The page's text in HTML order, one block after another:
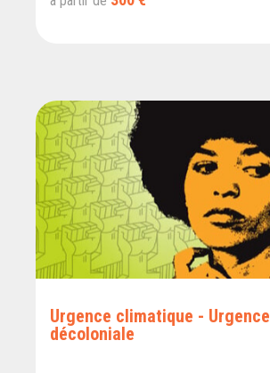
Urgence climatique - Urgence
décoloniale